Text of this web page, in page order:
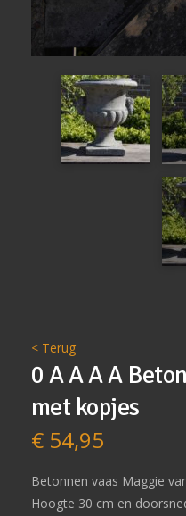
< Terug
0 A A A A
met kopjes
€54,95
Betonnen vaas Maggie
Hoogte 30 cm en